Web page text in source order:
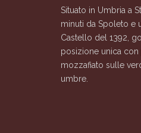
Situato in Umbria a
minuti da Spoleto e
Castello del 1392,
posizione unica con
mozzafiato sulle
umbre.